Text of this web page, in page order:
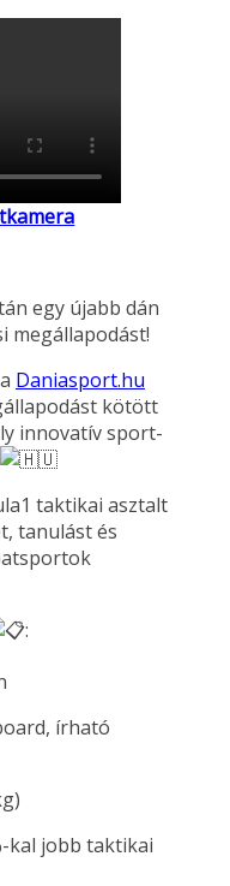
egy újabb dán
Daniasport.hu
kötött
innovatív sport-
taktikai asztalt
tanulást és
:
írható
kal jobb taktikai